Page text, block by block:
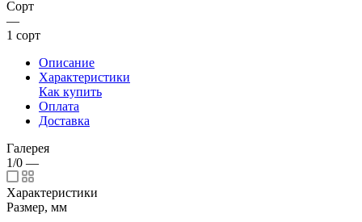
Сорт
—
1 сорт
Описание
Характеристики
Как купить
Оплата
Доставка
Галерея
1/0 —
Характеристики
Размер, мм